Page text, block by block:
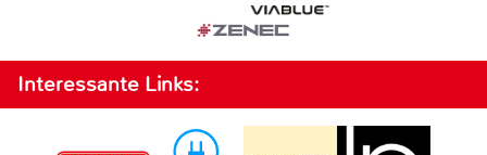
Interessante Links: